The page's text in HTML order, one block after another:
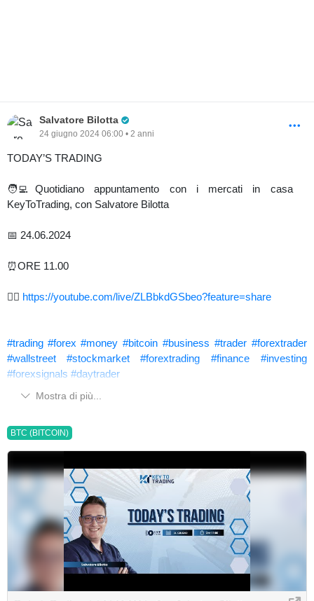
Salvatore Bilotta
24 giugno 2024 06:00 • 2 anni
TODAY’S TRADING
🧑‍💻Quotidiano appuntamento con i mercati in casa
KeyToTrading, con Salvatore Bilotta
📅 24.06.2024
⏰ORE 11.00
👉🏻 https://youtube.com/live/ZLBbkdGSbeo?feature=share
#trading #forex #money #bitcoin #business #trader #forextrader
#wallstreet
#stockmarket #forextrading #finance
#investing
#forexsignals #daytrader
Mostra di più...
BTC (BITCOIN)